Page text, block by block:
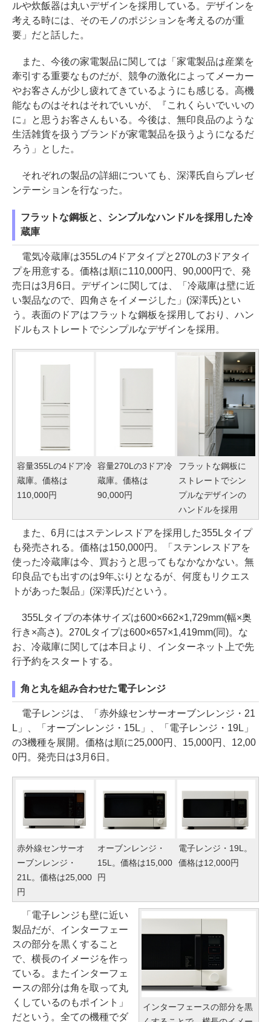
ルや炊飯器は丸いデザインを採用している。デザインを
考える時には、そのモノのポジションを考えるのが重
要」だと話した。
また、今後の家電製品に関しては「家電製品は産業を
牽引する重要なものだが、競争の激化によってメーカー
やお客さんが少し疲れてきているようにも感じる。高機
能なものはそれはそれでいいが、『これくらいでいいの
に』と思うお客さんもいる。今後は、無印良品のような
生活雑貨を扱うブランドが家電製品を扱うようになるだ
ろう」とした。
それぞれの製品の詳細についても、深澤氏自らプレゼ
ンテーションを行なった。
フラットな鋼板と、シンプルなハンドルを採用した冷
蔵庫
電気冷蔵庫は355Lの4ドアタイプと270Lの3ドアタイ
プを用意する。価格は順に110,000円、90,000円で、発
売日は3月6日。デザインに関しては、「冷蔵庫は壁に近
い製品なので、四角さをイメージした」(深澤氏)とい
う。表面のドアはフラットな鋼板を採用しており、ハン
ドルもストレートでシンプルなデザインを採用。
容量355Lの4ドア冷
蔵庫。価格は
110,000円
容量270Lの3ドア冷
蔵庫。価格は
90,000円
フラットな鋼板に
ストレートでシン
プルなデザインの
ハンドルを採用
また、6月にはステンレスドアを採用した355Lタイプ
も発売される。価格は150,000円。「ステンレスドアを
使った冷蔵庫は今、買おうと思ってもなかなかない。無
印良品でも出すのは9年ぶりとなるが、何度もリクエス
トがあった製品」(深澤氏)だという。
355Lタイプの本体サイズは600×662×1,729mm(幅×奥
行き×高さ)。270Lタイプは600×657×1,419mm(同)。な
お、冷蔵庫に関しては本日より、インターネット上で先
行予約をスタートする。
角と丸を組み合わせた電子レンジ
電子レンジは、「赤外線センサーオーブンレンジ・21
L」、「オーブンレンジ・15L」、「電子レンジ・19L」
の3機種を展開。価格は順に25,000円、15,000円、12,00
0円。発売日は3月6日。
赤外線センサーオ
ーブンレンジ・
21L。価格は25,000
円
オーブンレンジ・
15L。価格は15,000
円
電子レンジ・19L。
価格は12,000円
インターフェースの部分を黒
「電子レンジも壁に近い
製品だが、インターフェー
スの部分を黒くすること
で、横長のイメージを作っ
ている。またインターフェ
ースの部分は角を取って丸
くしているのもポイント」
だという。全ての機種でダ